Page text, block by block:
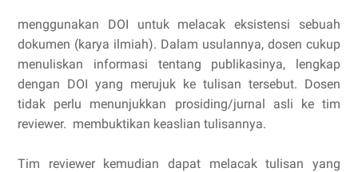
menggunakan DOI untuk melacak eksistensi sebuah
dokumen (karya ilmiah). Dalam usulannya, dosen cukup
menuliskan informasi tentang publikasinya, lengkap
dengan DOI yang merujuk ke tulisan tersebut. Dosen
tidak perlu menunjukkan prosiding/jurnal asli ke tim
reviewer. membuktikan keaslian tulisannya.
Tim reviewer kemudian dapat melacak tulisan yang